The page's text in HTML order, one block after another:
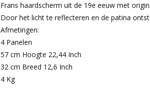
Frans haardscherm uit de 19e eeuw met
Door het licht te reflecteren en de patina
Afmetingen:
4 Panelen
57 cm Hoogte 22,44 Inch
32 cm Breed 12,6 Inch
4 Kg